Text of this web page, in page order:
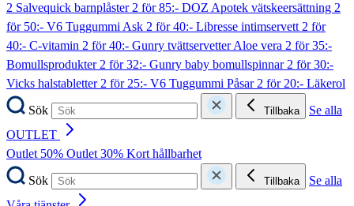
2 Salvequick barnplåster2 för 85:- DOZ Apotek vätskeersättning 2
för 50:- V6 Tuggummi Ask 2 för 40:- Libresse intimservett2 för
40:- C-vitamin 2 för 40:- Gunry tvättservetter Aloe vera 2 för 35:-
Bomullsprodukter2 för 32:- Gunry baby bomullspinnar2 för 30:-
Vicks halstabletter2 för 25:- V6 Tuggummi Påsar2 för 20:- Läkerol
Sök
Tillbaka
Se alla
OUTLET
Outlet 50% Outlet 30% Kort hållbarhet
Sök
Tillbaka
Se alla